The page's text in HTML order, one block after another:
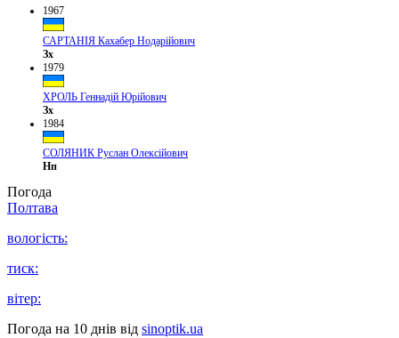
1967
САРТАНІЯ Кахабер Нодарійович
Зх
1979
ХРОЛЬ Геннадій Юрійович
Зх
1984
СОЛЯНИК Руслан Олексійович
Нп
Погода
Полтава
вологість:
тиск:
вітер:
Погода на 10 днів від sinoptik.ua